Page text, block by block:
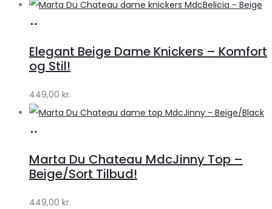
Klædeskabet.dk
Elegant Beige Dame Knickers – Komfort
og Stil!
449,00 kr.
Klædeskabet.dk
Marta Du Chateau MdcJinny Top –
Beige/Sort Tilbud!
449,00 kr.